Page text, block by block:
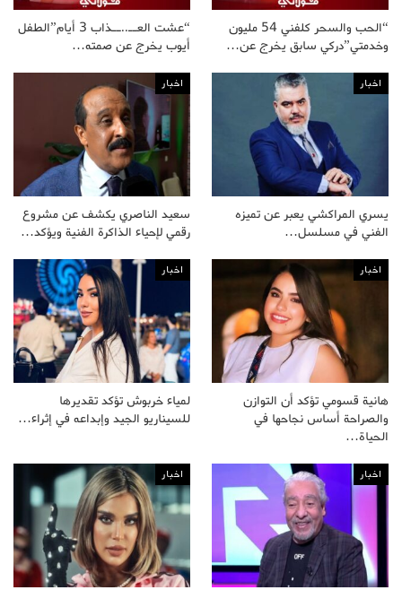
“الحب والسحر كلفني 54 مليون
وخدمتي”دركي سابق يخرج عن…
“عشت العــ..ــذاب 3 أيام”الطفل
أيوب يخرج عن صمته…
اخبار
يسري المراكشي يعبر عن تميزه
الفني في مسلسل…
اخبار
سعيد الناصري يكشف عن مشروع
رقمي لإحياء الذاكرة الفنية ويؤكد…
اخبار
هانية قسومي تؤكد أن التوازن
والصراحة أساس نجاحها في
الحياة…
اخبار
لمياء خربوش تؤكد تقديرها
للسيناريو الجيد وإبداعه في إثراء…
اخبار اخبار